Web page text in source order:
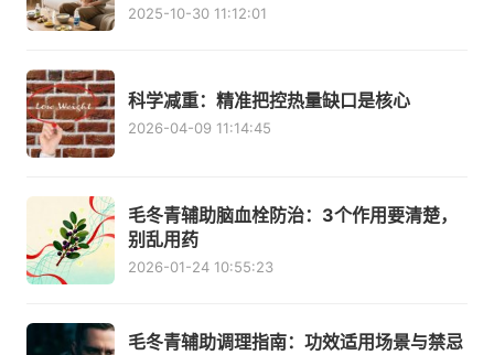
2025-10-30 11:12:01
科学减重：精准把控热量缺口是核心
2026-04-09 11:14:45
毛冬青辅助脑血栓防治：3个作用要清楚，
别乱用药
2026-01-24 10:55:23
毛冬青辅助调理指南：功效适用场景与禁忌